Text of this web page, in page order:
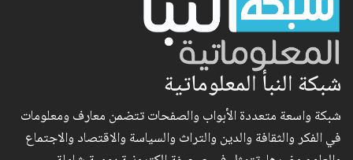
شبكة النبأ المعلوماتية
شبكة واسعة متعددة الأبواب والصفحات تتضمن معارف ومعلومات
في الفكر والثقافة والدين والتراث والسياسة والاقتصاد والاجتماع